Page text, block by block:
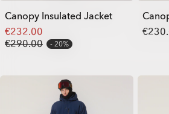
Canopy Insulated Jacket
€232.00
€290.00
20%